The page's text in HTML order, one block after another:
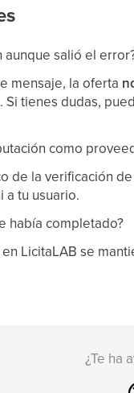
aunque salió el
mensaje, la oferta
tienes dudas,
como
de la verificación
a tu usuario.
había completado?
LicitaLAB se
¿Te ha